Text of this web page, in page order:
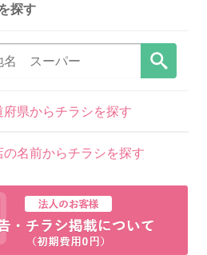
探す
府県からチラシを探す
の名前からチラシを探す